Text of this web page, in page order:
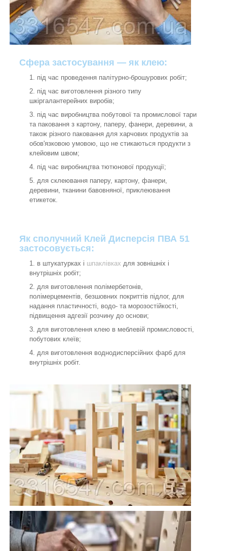
Сфера застосування — як клею:
під час проведення палітурно-брошурових робіт;
під час виготовлення різного типу
шкіргалантерейних виробів;
під час виробництва побутової та промислової тари
та паковання з картону, паперу, фанери, деревини, а
також різного паковання для харчових продуктів за
обов'язковою умовою, що не стикаються продукти з
клейовим швом;
під час виробництва тютюнової продукції;
для склеювання паперу, картону, фанери,
деревини, тканини бавовняної, приклеювання
етикеток.
Як сполучний Клей Дисперсія ПВА 51
застосовується:
в штукатурках і шпаклівках для зовнішніх і
внутрішніх робіт;
для виготовлення полімербетонів,
полімерцементів, безшовних покриттів підлог, для
надання пластичності, водо- та морозостійкості,
підвищення адгезії розчину до основи;
для виготовлення клею в меблевій промисловості,
побутових клеїв;
для виготовлення воднодисперсійних фарб для
внутрішніх робіт.